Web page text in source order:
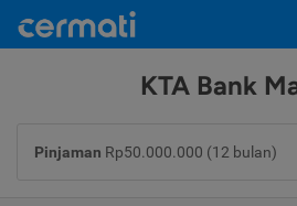
KTA Bank
Pinjaman Rp50.000.000 (12 bulan)